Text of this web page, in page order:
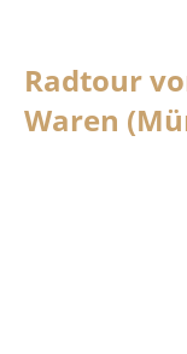
Radtour
Waren